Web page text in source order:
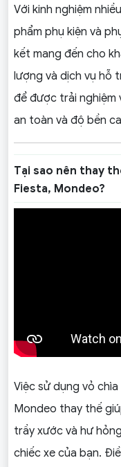
Với kinh nghiệm
phẩm phụ kiện và
kết mang đến cho
lượng và dịch vụ hỗ
để được trải nghiệm
an toàn và độ bền
Tại sao nên thay
Fiesta, Mondeo?
Việc sử dụng vỏ
Mondeo thay thế
trầy xước và hư
chiếc xe của bạn.